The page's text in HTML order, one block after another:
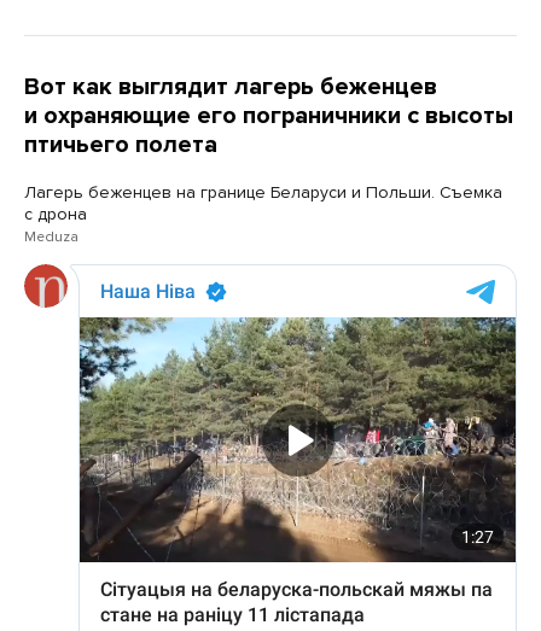
Вот как выглядит лагерь беженцев
и охраняющие его пограничники с высоты
птичьего полета
Лагерь беженцев на границе Беларуси и Польши. Съемка
с дрона
Meduza